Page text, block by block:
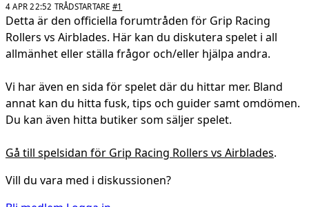
4 APR 22:52 TRÅDSTARTARE #1
Detta är den officiella forumtråden för Grip Racing
Rollers vs Airblades. Här kan du diskutera spelet i all
allmänhet eller ställa frågor och/eller hjälpa andra.
Vi har även en sida för spelet där du hittar mer. Bland
annat kan du hitta fusk, tips och guider samt omdömen.
Du kan även hitta butiker som säljer spelet.
Gå till spelsidan för Grip Racing Rollers vs Airblades.
Vill du vara med i diskussionen?